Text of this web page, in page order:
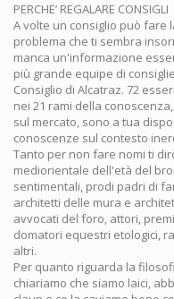
PERCHE’ REGALARE CONSIGLI
A volte un consiglio può fare
problema che ti sembra
manca un'informazione
più grande equipe di
Consiglio di Alcatraz. 72
nei 21 rami della
sul mercato, sono a tua
conoscenze sul contesto
Tanto per non fare nomi ti
mediorientale dell'età del
sentimentali, prodi padri di
architetti delle mura e
avvocati del foro, attori,
domatori equestri etologici,
altri.
Per quanto riguarda la
chiariamo che siamo laici,